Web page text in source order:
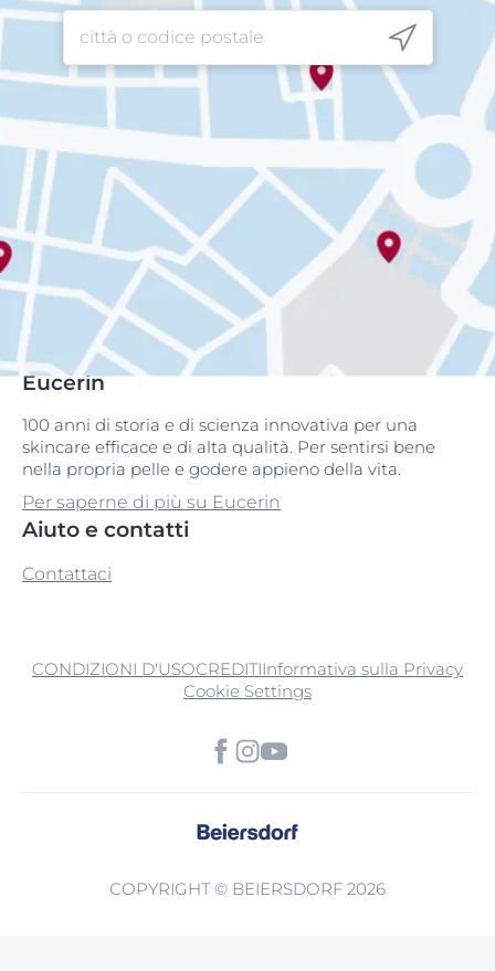
Eucerin
100 anni di storia e di scienza innovativa per una
skincare efficace e di alta qualità. Per sentirsi bene
nella propria pelle e godere appieno della vita.
Per saperne di più su Eucerin
Aiuto e contatti
Contattaci
CONDIZIONI D'USOCREDITIInformativa sulla Privacy
Cookie Settings
COPYRIGHT © BEIERSDORF 2026